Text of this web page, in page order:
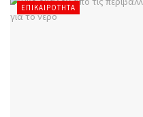
ΕΠΙΚΑΙΡΌΤΗΤΑ